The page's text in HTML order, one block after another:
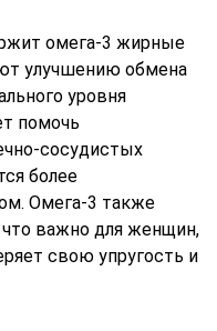
омега-3 жирные
улучшению обмена
уровня
помочь
сосудистых
более
Омега-3 также
важно для женщин,
свою упругость и